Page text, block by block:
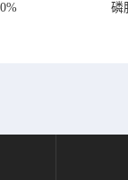
磷